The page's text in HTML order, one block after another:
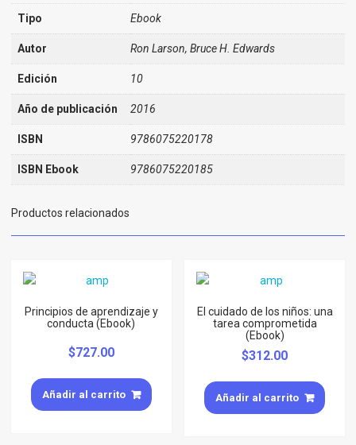
Tipo Ebook
Autor Ron Larson, Bruce H. Edwards
Edición 10
Año de publicación 2016
ISBN 9786075220178
ISBN Ebook 9786075220185
Productos relacionados
Principios de aprendizaje y
conducta (Ebook)
$727.00
Añadir al carrito
El cuidado de los niños: una
tarea comprometida
(Ebook)
$312.00
Añadir al carrito